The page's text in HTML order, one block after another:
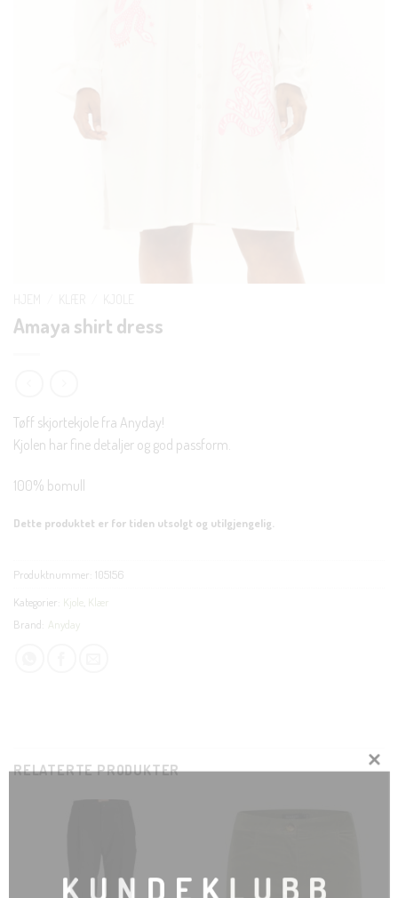
Amaya shirt dress
Tøff skjortekjole fra Anyday!
Kjolen har fine detaljer og god passform.
100% bomull
Dette produktet er for tiden utsolgt og utilgjengelig.
Produktnummer: 105156
Kategorier: Kjole Klær
Brand: Anyday
RELATERTE PRODUKTER